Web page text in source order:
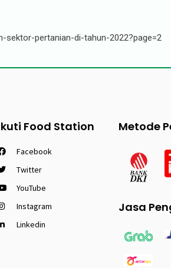
sektor-pertanian-di-tahun-2022?page=2
Food Station
Facebook
Twitter
YouTube
Instagram
Linkedin
Metode
Jasa